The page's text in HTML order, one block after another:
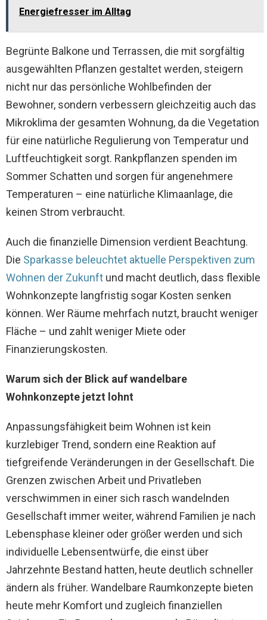
Energiefresser im Alltag
Begrünte Balkone und Terrassen, die mit sorgfältig
ausgewählten Pflanzen gestaltet werden, steigern
nicht nur das persönliche Wohlbefinden der
Bewohner, sondern verbessern gleichzeitig auch das
Mikroklima der gesamten Wohnung, da die Vegetation
für eine natürliche Regulierung von Temperatur und
Luftfeuchtigkeit sorgt. Rankpflanzen spenden im
Sommer Schatten und sorgen für angenehmere
Temperaturen – eine natürliche Klimaanlage, die
keinen Strom verbraucht.
Auch die finanzielle Dimension verdient Beachtung.
Die Sparkasse beleuchtet aktuelle Perspektiven zum
Wohnen der Zukunft und macht deutlich, dass flexible
Wohnkonzepte langfristig sogar Kosten senken
können. Wer Räume mehrfach nutzt, braucht weniger
Fläche – und zahlt weniger Miete oder
Finanzierungskosten.
Warum sich der Blick auf wandelbare
Wohnkonzepte jetzt lohnt
Anpassungsfähigkeit beim Wohnen ist kein
kurzlebiger Trend, sondern eine Reaktion auf
tiefgreifende Veränderungen in der Gesellschaft. Die
Grenzen zwischen Arbeit und Privatleben
verschwimmen in einer sich rasch wandelnden
Gesellschaft immer weiter, während Familien je nach
Lebensphase kleiner oder größer werden und sich
individuelle Lebensentwürfe, die einst über
Jahrzehnte Bestand hatten, heute deutlich schneller
ändern als früher. Wandelbare Raumkonzepte bieten
heute mehr Komfort und zugleich finanziellen